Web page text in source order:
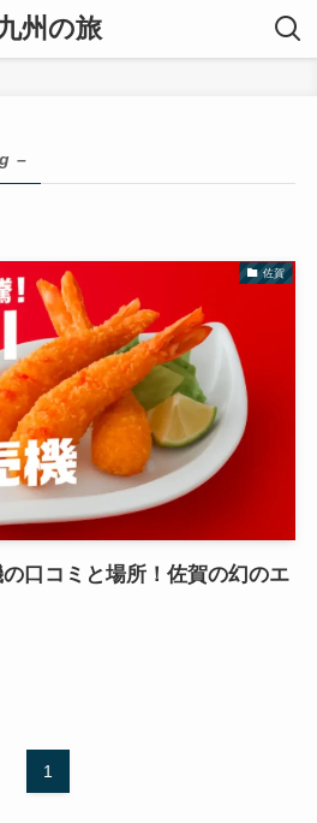
州の旅
–
佐賀
口コミと場所！佐賀の幻のエ
1